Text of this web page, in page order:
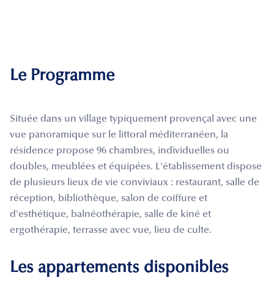
Le Programme
Située dans un village typiquement provençal avec une
vue panoramique sur le littoral méditerranéen, la
résidence propose 96 chambres, individuelles ou
doubles, meublées et équipées. L'établissement dispose
de plusieurs lieux de vie conviviaux : restaurant, salle de
réception, bibliothèque, salon de coiffure et
d'esthétique, balnéothérapie, salle de kiné et
ergothérapie, terrasse avec vue, lieu de culte.
Les appartements disponibles